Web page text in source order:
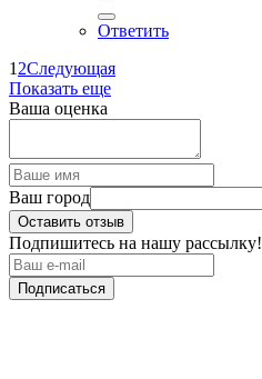
Ответить
1 2Следующая
Показать еще
Ваша оценка
Ваш город
Оставить отзыв
Подпишитесь на нашу рассылку!
Подписаться